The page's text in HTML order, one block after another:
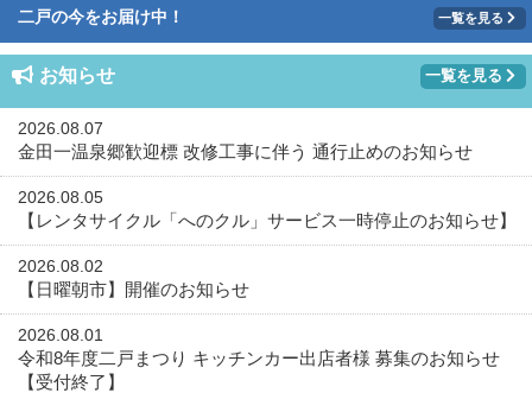
二戸の今をお届け中！ 一覧を見る
お知らせ 一覧を見る
2026.08.07
金田一温泉郷歓迎標 改修工事に伴う 通行止めのお知らせ
2026.08.05
【レンタサイクル「へのクル」サービス一時停止のお知らせ】
2026.08.02
【日曜朝市】開催のお知らせ
2026.08.01
令和8年度二戸まつり キッチンカー出店者様 募集のお知らせ
【受付終了】